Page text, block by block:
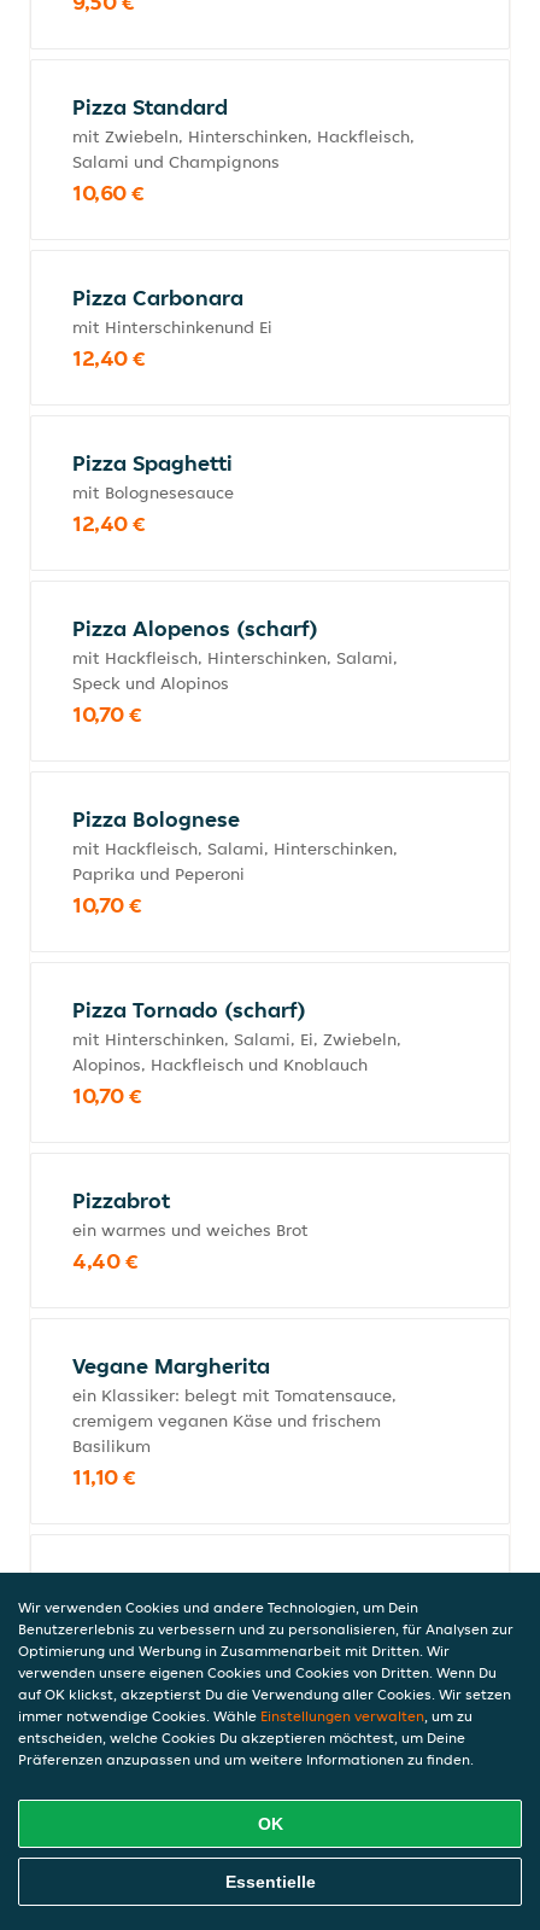
Pizza Standard
mit Zwiebeln, Hinterschinken, Hackfleisch,
Salami und Champignons
10,60 €
Pizza Carbonara
mit Hinterschinkenund Ei
12,40 €
Pizza Spaghetti
mit Bolognesesauce
12,40 €
Pizza Alopenos (scharf)
mit Hackfleisch, Hinterschinken, Salami,
Speck und Alopinos
10,70 €
Pizza Bolognese
mit Hackfleisch, Salami, Hinterschinken,
Paprika und Peperoni
10,70 €
Pizza Tornado (scharf)
mit Hinterschinken, Salami, Ei, Zwiebeln,
Alopinos, Hackfleisch und Knoblauch
10,70 €
Pizzabrot
ein warmes und weiches Brot
4,40 €
Vegane Margherita
ein Klassiker: belegt mit Tomatensauce,
cremigem veganen Käse und frischem
Basilikum
11,10 €
Vegane Pizza Spinat
mit Spinat und Knoblauch
12,10 €
Vegane Pizza
Mais und Oliven
Online Essen Bestellen
Wir verwenden Cookies und andere Technologien, um Dein
Benutzererlebnis zu verbessern und zu personalisieren, für Analysen zur
Optimierung und Werbung in Zusammenarbeit mit Dritten. Wir
verwenden unsere eigenen Cookies und Cookies von Dritten. Wenn Du
auf OK klickst, akzeptierst Du die Verwendung aller Cookies. Wir setzen
immer notwendige Cookies. Wähle Einstellungen verwalten, um zu
entscheiden, welche Cookies Du akzeptieren möchtest, um Deine
Präferenzen anzupassen und um weitere Informationen zu finden.
OK
Essentielle